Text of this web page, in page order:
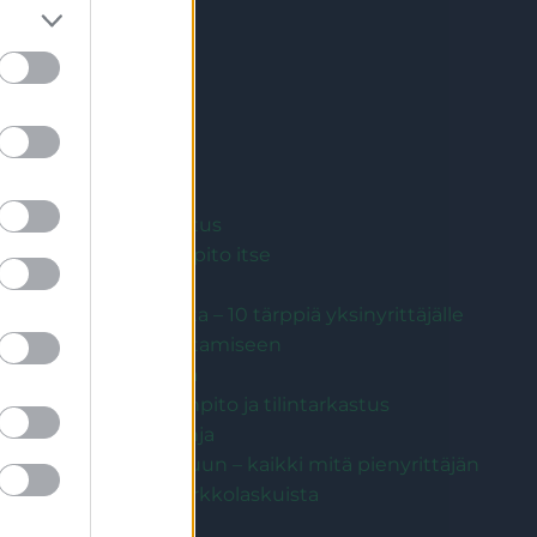
Kirjanpito
Toiminimen laskutus
Toiminimen kirjanpito itse
Kirjanpidon tosite
Kirjanpitäjän valinta – 10 tärppiä yksinyrittäjälle
kirjanpidon ulkoistamiseen
Kirjanpito-ohjelma
Osakeyhtiön kirjanpito ja tilintarkastus
Ilmainen laskupohja
Verkkolaskut haltuun – kaikki mitä pienyrittäjän
tarvitsee tietää verkkolaskuista